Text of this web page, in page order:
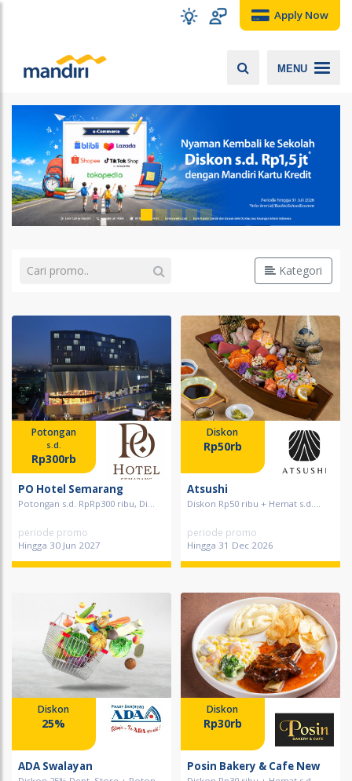
Apply Now
MENU
Kategori
Potongan
s.d.
Rp300rb
PO Hotel Semarang
Potongan s.d. RpRp300 ribu, Di...
periode promo
Hingga 30 Jun 2027
Diskon
Rp50rb
Atsushi
Diskon Rp50 ribu + Hemat s.d....
periode promo
Hingga 31 Dec 2026
Diskon
25%
ADA Swalayan
Diskon
Rp30rb
Posin Bakery & Cafe New